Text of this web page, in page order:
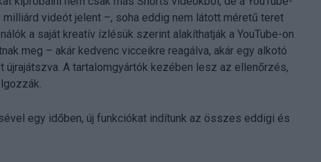
videót jelent –, soha eddig nem látott méretű teret
a saját kreatív ízlésük szerint alakíthatják a YouTube-on
meg – akár kedvenc vicceikre reagálva, akár egy alkotó
újrajátszva. A tartalomgyártók kezében lesz az ellenőrzés,
egy időben, új funkciókat indítunk az összes eddigi és